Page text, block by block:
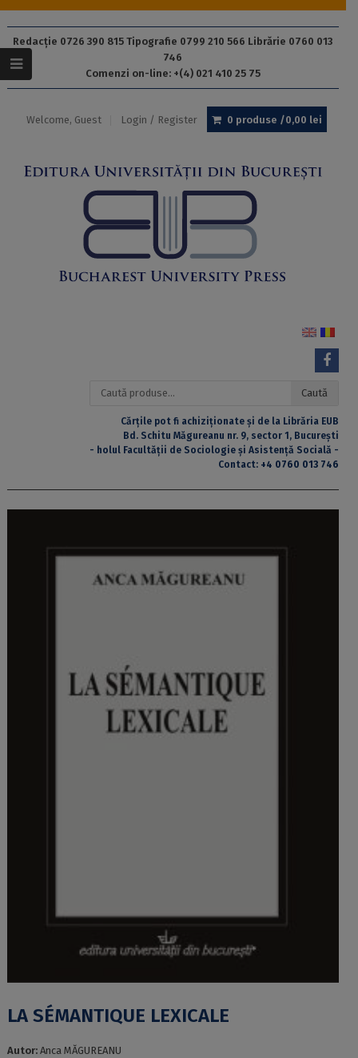
Redacție 0726 390 815 Tipografie 0799 210 566 Librărie 0760 013
746
Comenzi on-line: +(4) 021 410 25 75
Welcome, Guest Login / Register 0 produse /0,00 lei
Caută
Caută
Cărțile pot fi achiziționate și de la Librăria EUB
Bd. Schitu Măgureanu nr. 9, sector 1, București
- holul Facultății de Sociologie și Asistență Socială -
Contact: +4 0760 013 746
LA SÉMANTIQUE LEXICALE
Autor: Anca MĂGUREANU